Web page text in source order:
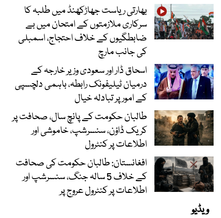
بھارتی ریاست جھاڑکھنڈ میں طلبہ کا
سرکاری ملازمتوں کے امتحان میں بے
ضابطگیوں کے خلاف احتجاج، اسمبلی
کی جانب مارچ
اسحاق ڈار اور سعودی وزیر خارجہ کے
درمیان ٹیلیفونک رابطہ، باہمی دلچسپی
کے امور پر تبادلہ خیال
طالبان حکومت کے پانچ سال، صحافت پر
کریک ڈاؤن، سنسرشپ، خاموشی اور
اطلاعات پر کنٹرول
افغانستان: طالبان حکومت کی صحافت
کے خلاف 5 سالہ جنگ، سنسرشپ اور
اطلاعات پر کنٹرول عروج پر
ویڈیو